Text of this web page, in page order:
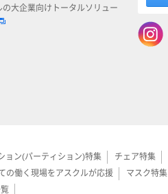
の大企業向けトータルソリュー
ョン(パーティション)特集 チェア特集
の働く現場をアスクルが応援 マスク特集